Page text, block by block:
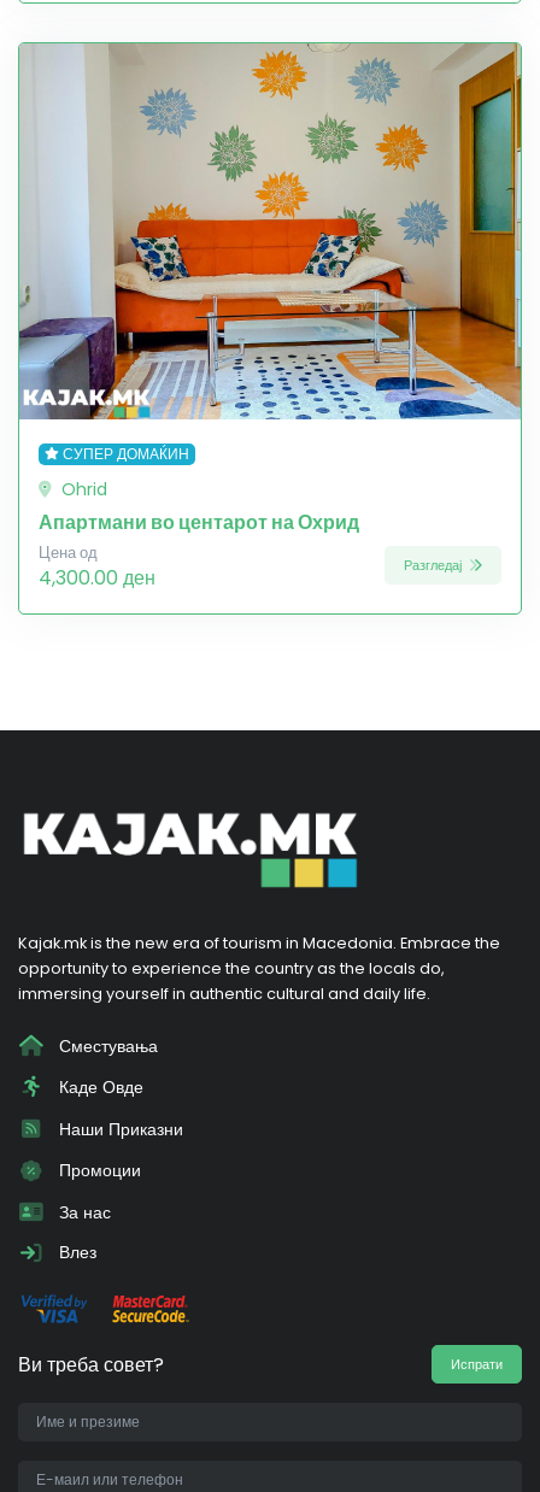
СУПЕР ДОМАЌИН
Ohrid
Апартмани во центарот на Охрид
Цена од
4,300.00 ден Разгледај
Kajak.mk is the new era of tourism in Macedonia. Embrace the
opportunity to experience the country as the locals do,
immersing yourself in authentic cultural and daily life.
Сместувања
Каде Овде
Наши Приказни
Промоции
За нас
Влез
Ви треба совет? Испрати